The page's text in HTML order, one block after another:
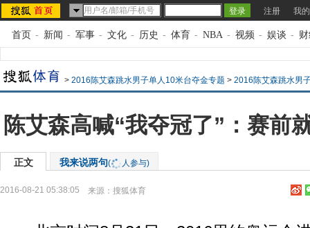
注册 我
首页 - 新闻 - 军事 - 文化 - 历史 - 体育 - NBA - 视频 - 娱谈 -
> 2016陈艾森跳水男子单人10米台夺金专题 > 2016陈艾森跳水男
陈艾森高喊“我夺冠了”：赛前
正文 我来说两句( 人参与)
2016-08-21 05:38:05 来源： 搜狐体育